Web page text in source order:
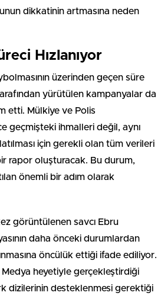
dikkatinin artmasına neden
Hızlanıyor
üzerinden geçen süre
yürütülen kampanyalar da
etti. Mülkiye ve Polis
geçmişteki ihmalleri değil, aynı
için gerekli olan tüm verileri
rapor oluşturacak. Bu durum,
önemli bir adım olarak
görüntülenen savcı Ebru
daha önceki durumlardan
öncülük ettiği ifade ediliyor.
Medya heyetiyle gerçekleştirdiği
dizilerinin desteklenmesi gerektiği